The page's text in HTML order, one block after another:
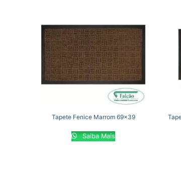
Tapete Fenice Marrom 69×39
Saiba Mais